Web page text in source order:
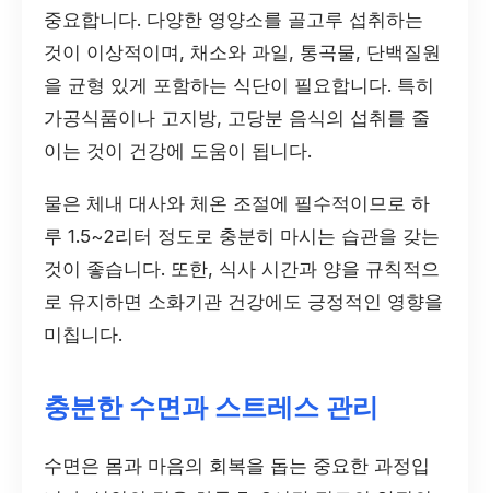
중요합니다. 다양한 영양소를 골고루 섭취하는
것이 이상적이며, 채소와 과일, 통곡물, 단백질원
을 균형 있게 포함하는 식단이 필요합니다. 특히
가공식품이나 고지방, 고당분 음식의 섭취를 줄
이는 것이 건강에 도움이 됩니다.
물은 체내 대사와 체온 조절에 필수적이므로 하
루 1.5~2리터 정도로 충분히 마시는 습관을 갖는
것이 좋습니다. 또한, 식사 시간과 양을 규칙적으
로 유지하면 소화기관 건강에도 긍정적인 영향을
미칩니다.
충분한 수면과 스트레스 관리
수면은 몸과 마음의 회복을 돕는 중요한 과정입